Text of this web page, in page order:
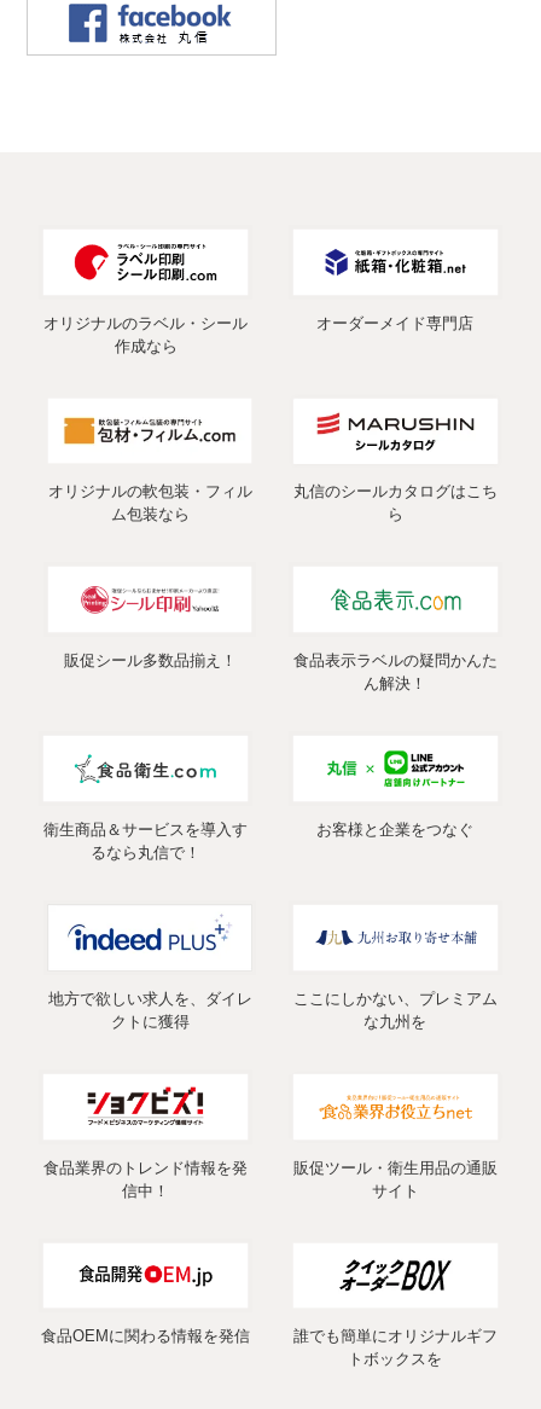
オリジナルのラベル・シール
作成なら
オーダーメイド専門店
オリジナルの軟包装・フィル
ム包装なら
丸信のシールカタログはこち
ら
販促シール多数品揃え！
食品表示ラベルの疑問かんた
ん解決！
衛生商品＆サービスを導入す
るなら丸信で！
お客様と企業をつなぐ
地方で欲しい求人を、ダイレ
クトに獲得
ここにしかない、プレミアム
な九州を
食品業界のトレンド情報を発
信中！
販促ツール・衛生用品の通販
サイト
食品OEMに関わる情報を発信
誰でも簡単にオリジナルギフ
トボックスを